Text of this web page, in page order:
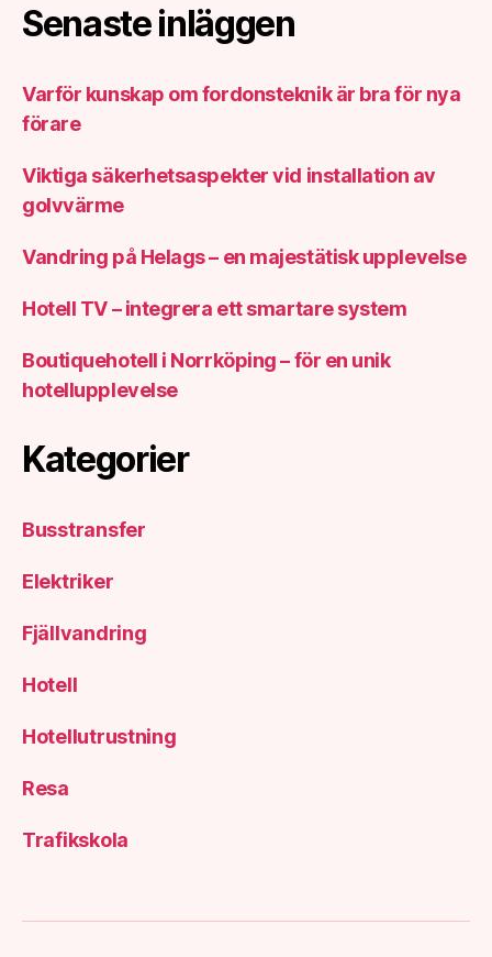
Senaste inläggen
Varför kunskap om fordonsteknik är bra för nya
förare
Viktiga säkerhetsaspekter vid installation av
golvvärme
Vandring på Helags – en majestätisk upplevelse
Hotell TV – integrera ett smartare system
Boutiquehotell i Norrköping – för en unik
hotellupplevelse
Kategorier
Busstransfer
Elektriker
Fjällvandring
Hotell
Hotellutrustning
Resa
Trafikskola